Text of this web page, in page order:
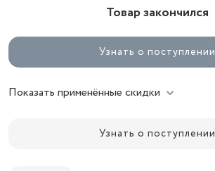
Товар закончился
Узнать о поступлении
Показать применённые скидки
Узнать о поступлении